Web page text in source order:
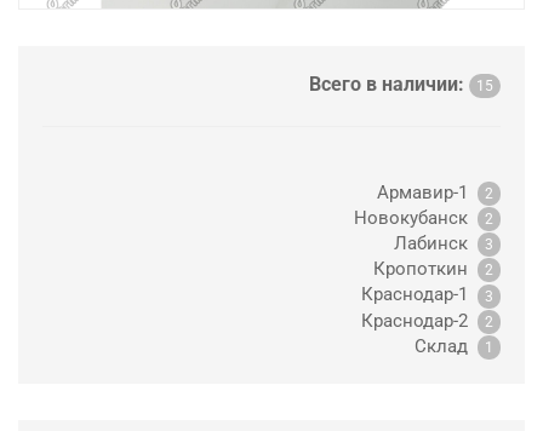
Всего в наличии: 15
Армавир-1 2
Новокубанск 2
Лабинск 3
Кропоткин 2
Краснодар-1 3
Краснодар-2 2
Склад 1